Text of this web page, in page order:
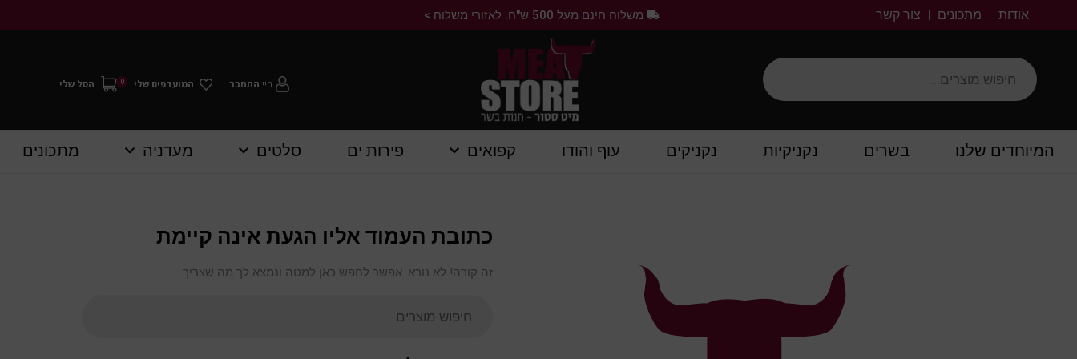
אודות מתכונים צור קשר משלוח חינם מעל 500 ש"ח. לאזורי משלוח >
הסל שלי 0 המועדפים שלי היי התחבר
המיוחדים שלנו בשרים נקניקיות נקניקים עוף והודו קפואים פירות ים סלטים מעדניה מתכונים
כתובת העמוד אליו הגעת אינה קיימת
זה קורה! לא נורא. אפשר לחפש כאן למטה ונמצא לך מה שצריך.